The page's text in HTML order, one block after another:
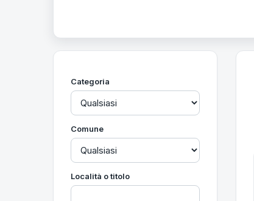
Categoria
Comune
Località o titolo